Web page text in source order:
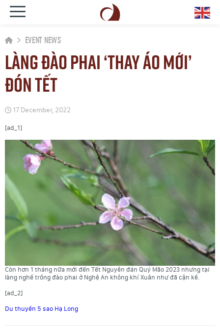
Event News
Làng đào phai ‘thay áo mới’
đón Tết
17 December, 2022
[ad_1]
Còn hơn 1 tháng nữa mới đến Tết Nguyên đán Quý Mão 2023 nhưng tại
làng nghề trồng đào phai ở Nghệ An không khí Xuân như đã cận kề.
[ad_2]
Du thuyền 5 sao Hạ Long